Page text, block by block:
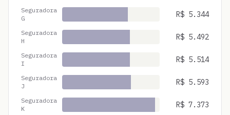
Seguradora
G
R$ 5.344
Seguradora
H
R$ 5.492
Seguradora
I
R$ 5.514
Seguradora
J
R$ 5.593
Seguradora
K
R$ 7.373